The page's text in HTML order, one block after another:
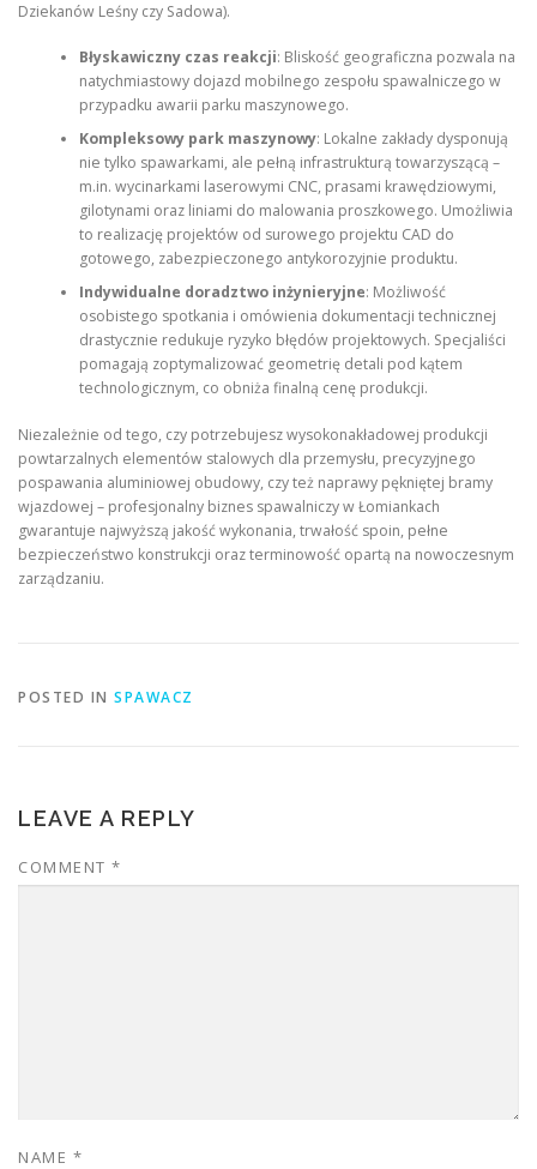
Dziekanów Leśny czy Sadowa).
Błyskawiczny czas reakcji: Bliskość geograficzna pozwala na
natychmiastowy dojazd mobilnego zespołu spawalniczego w
przypadku awarii parku maszynowego.
Kompleksowy park maszynowy: Lokalne zakłady dysponują
nie tylko spawarkami, ale pełną infrastrukturą towarzyszącą –
m.in. wycinarkami laserowymi CNC, prasami krawędziowymi,
gilotynami oraz liniami do malowania proszkowego. Umożliwia
to realizację projektów od surowego projektu CAD do
gotowego, zabezpieczonego antykorozyjnie produktu.
Indywidualne doradztwo inżynieryjne: Możliwość
osobistego spotkania i omówienia dokumentacji technicznej
drastycznie redukuje ryzyko błędów projektowych. Specjaliści
pomagają zoptymalizować geometrię detali pod kątem
technologicznym, co obniża finalną cenę produkcji.
Niezależnie od tego, czy potrzebujesz wysokonakładowej produkcji
powtarzalnych elementów stalowych dla przemysłu, precyzyjnego
pospawania aluminiowej obudowy, czy też naprawy pękniętej bramy
wjazdowej – profesjonalny biznes spawalniczy w Łomiankach
gwarantuje najwyższą jakość wykonania, trwałość spoin, pełne
bezpieczeństwo konstrukcji oraz terminowość opartą na nowoczesnym
zarządzaniu.
POSTED IN SPAWACZ
LEAVE A REPLY
COMMENT *
NAME *